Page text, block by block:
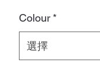
Colour *
選擇